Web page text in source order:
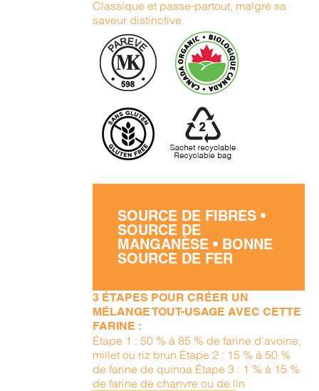
Classique et passe-partout, malgré sa
saveur distinctive.
SOURCE DE FIBRES •
SOURCE DE
MANGANÈSE • BONNE
SOURCE DE FER
3 ÉTAPES POUR CRÉER UN
MÉLANGE TOUT-USAGE AVEC CETTE
FARINE :
Étape 1 : 50 % à 85 % de farine d’avoine,
millet ou riz brun Étape 2 : 15 % à 50 %
de farine de quinoa Étape 3 : 1 % à 15 %
de farine de chanvre ou de lin